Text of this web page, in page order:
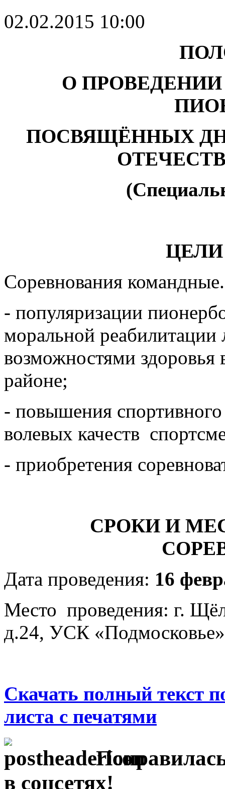
02.02.2015 10:00
О
ПОСВЯЩЁННЫХ
ЦЕЛИ
Соревнования
- популяризации
моральной
возможностями
районе;
- повышения
волевых качеств
- приобретения
СРОКИ И
Дата проведения: 16
Место проведения: г.
д.24, УСК
Скачать полный текст
листа с печатями
в соцсетях!